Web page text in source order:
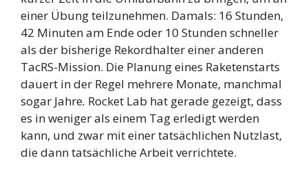
einer Übung teilzunehmen. Damals: 16 Stunden,
42 Minuten am Ende oder 10 Stunden schneller
als der bisherige Rekordhalter einer anderen
TacRS-Mission. Die Planung eines Raketenstarts
dauert in der Regel mehrere Monate, manchmal
sogar Jahre. Rocket Lab hat gerade gezeigt, dass
es in weniger als einem Tag erledigt werden
kann, und zwar mit einer tatsächlichen Nutzlast,
die dann tatsächliche Arbeit verrichtete.